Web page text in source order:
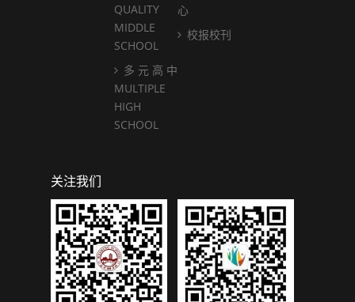
QUALITY
MIDDLE
SCHOOL
多 元 高 中
MULTIPLE
HIGH
SCHOOL
心
校报校刊
关注我们